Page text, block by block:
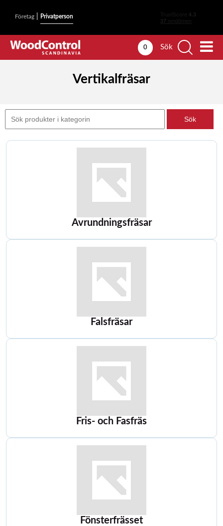
Företag Privatperson
0 Sök
Vertikalfräsar
Avrundningsfräsar
Falsfräsar
Fris- och Fasfräs
Fönsterfrässet